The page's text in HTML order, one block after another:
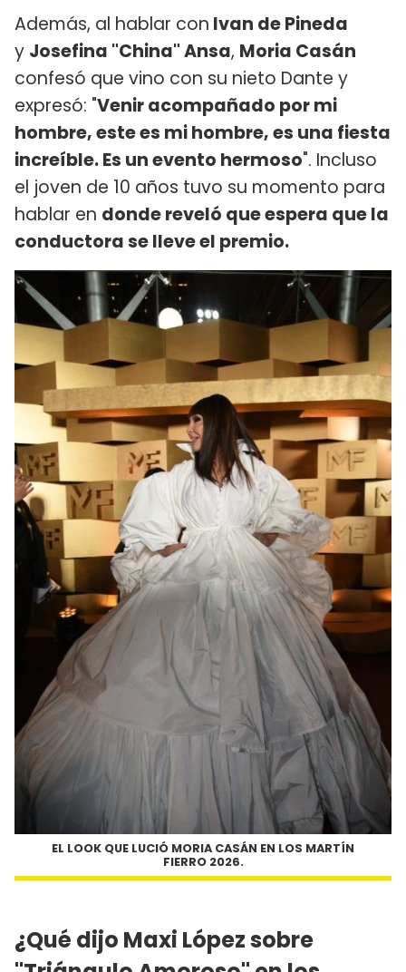
Además, al hablar con Ivan de Pineda
y Josefina "China" Ansa, Moria Casán
confesó que vino con su nieto Dante y
expresó: "Venir acompañado por mi
hombre, este es mi hombre, es una fiesta
increíble. Es un evento hermoso". Incluso
el joven de 10 años tuvo su momento para
hablar en donde reveló que espera que la
conductora se lleve el premio.
EL LOOK QUE LUCIÓ MORIA CASÁN EN LOS MARTÍN
FIERRO 2026.
¿Qué dijo Maxi López sobre